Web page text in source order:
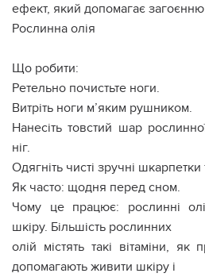
ефект, який допомагає
Рослинна олія
Що робити:
Ретельно почистьте ноги.
Витріть ноги м’яким рушником.
Нанесіть товстий шар
ніг.
Одягніть чисті зручні шкарпетки
Як часто: щодня перед сном.
Чому це працює: рослинні
шкіру. Більшість рослинних
олій містять такі вітаміни, як
допомагають живити шкіру і